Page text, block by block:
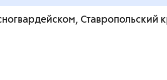
Ставропольский